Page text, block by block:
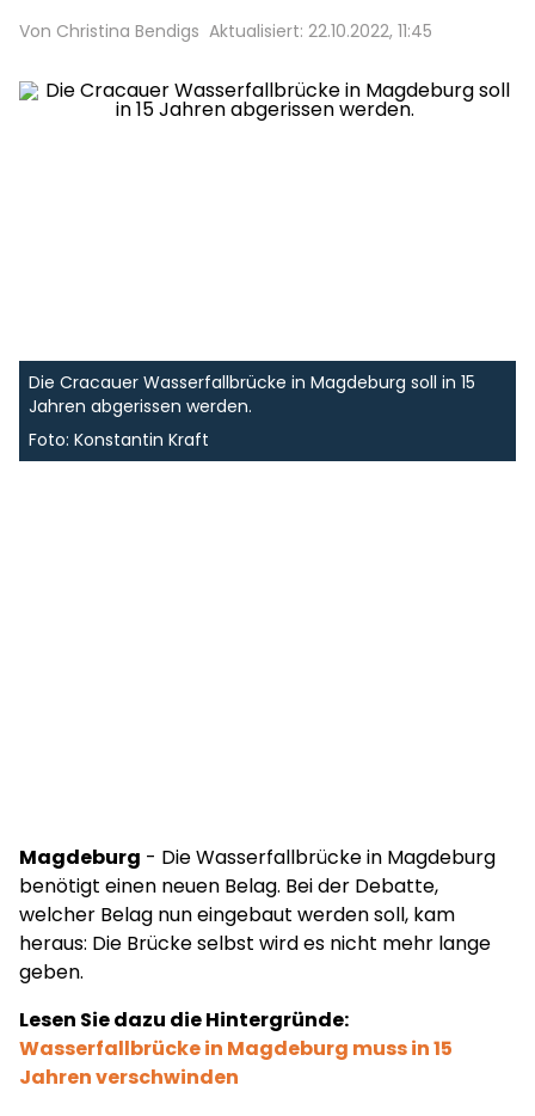
Von Christina Bendigs Aktualisiert: 22.10.2022, 11:45
Die Cracauer Wasserfallbrücke in Magdeburg soll in 15
Jahren abgerissen werden.
Foto: Konstantin Kraft
Magdeburg - Die Wasserfallbrücke in Magdeburg
benötigt einen neuen Belag. Bei der Debatte,
welcher Belag nun eingebaut werden soll, kam
heraus: Die Brücke selbst wird es nicht mehr lange
geben.
Lesen Sie dazu die Hintergründe:
Wasserfallbrücke in Magdeburg muss in 15
Jahren verschwinden